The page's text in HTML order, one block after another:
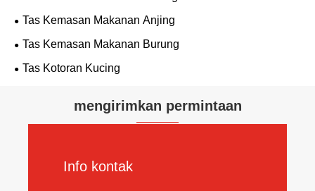
Tas Kemasan Makanan Anjing
Tas Kemasan Makanan Burung
Tas Kotoran Kucing
mengirimkan permintaan
Info kontak